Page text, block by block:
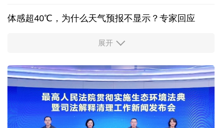
体感超40℃，为什么天气预报不显示？专家回应
服务实体经济 财政金融打出“组合拳”
31省份上半年外贸成绩单出炉 见证产业提质跃迁
比一张A4纸还要薄！我国高端钢材迎来密集突破
展开